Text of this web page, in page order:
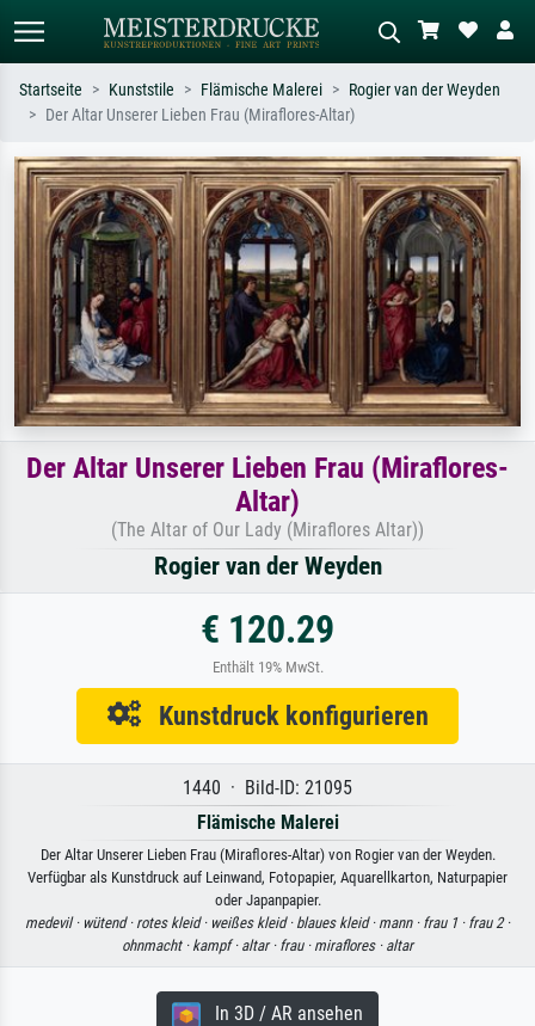
Suchen Sie nach Künstlern, Werktiteln
oder Stilen – z.B. Monet,
Sternennacht, Impressionismus, Welle
Hokusai, Akt.
Beschreiben Sie die Szene – z.B. Grüne
Wiese, Abstrakt mit viel Rot, Dunkles
Ölgemälde, Stehender Akt neben einem
Baum.
Startseite Kunststile Flämische Malerei
Rogier van der Weyden
Der Altar Unserer Lieben Frau (Miraflores-Altar)
Der Altar Unserer Lieben Frau (Miraflores-
Altar)
(The Altar of Our Lady (Miraflores Altar))
Rogier van der Weyden
€ 120.29
Enthält 19% MwSt.
Kunstdruck konfigurieren
1440 · Bild-ID: 21095
Flämische Malerei
Der Altar Unserer Lieben Frau (Miraflores-Altar) von Rogier van der Weyden.
Verfügbar als Kunstdruck auf Leinwand, Fotopapier, Aquarellkarton, Naturpapier
oder Japanpapier.
medevil · wütend · rotes kleid · weißes kleid · blaues kleid · mann · frau 1 · frau 2 ·
ohnmacht · kampf · altar · frau · miraflores · altar
In 3D / AR ansehen